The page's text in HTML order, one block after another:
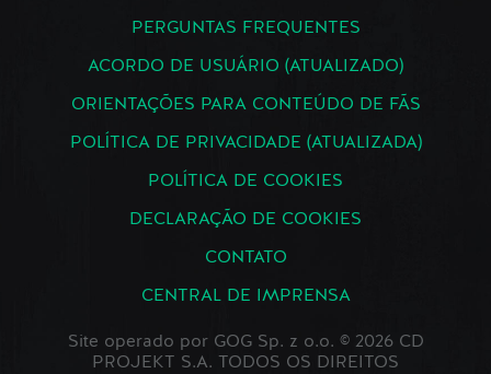
PERGUNTAS FREQUENTES
ACORDO DE USUÁRIO (ATUALIZADO)
ORIENTAÇÕES PARA CONTEÚDO DE FÃS
POLÍTICA DE PRIVACIDADE (ATUALIZADA)
POLÍTICA DE COOKIES
DECLARAÇÃO DE COOKIES
CONTATO
CENTRAL DE IMPRENSA
Site operado por GOG Sp. z o.o. © 2026 CD
PROJEKT S.A. TODOS OS DIREITOS